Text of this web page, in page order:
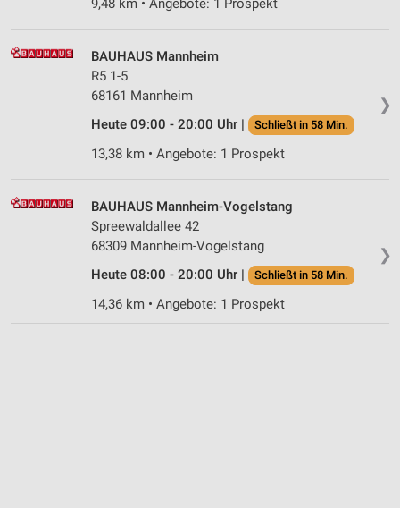
9,48 km • Angebote: 1 Prospekt
❯
BAUHAUS Mannheim
R5 1-5
68161 Mannheim
Heute 09:00 - 20:00 Uhr |
Schließt in 58 Min.
13,38 km • Angebote: 1 Prospekt
❯
BAUHAUS Mannheim-Vogelstang
Spreewaldallee 42
68309 Mannheim-Vogelstang
Heute 08:00 - 20:00 Uhr |
Schließt in 58 Min.
14,36 km • Angebote: 1 Prospekt
Nicht-IAB-Verarbeitungszwecke:
Performance
Werbung